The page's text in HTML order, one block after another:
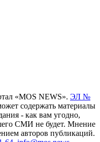
«MOS NEWS». ЭЛ №
содержать материалы
- как вам угодно,
СМИ не будет. Мнение
авторов публикаций.